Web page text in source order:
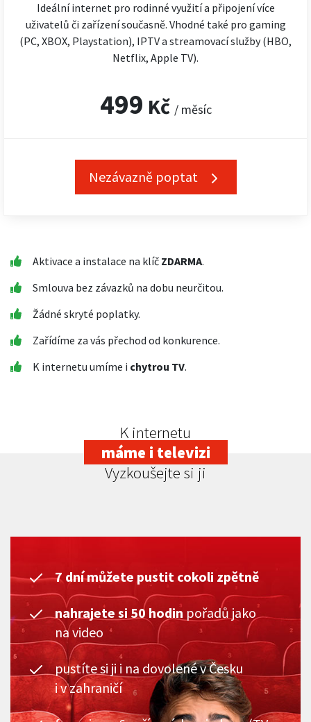
Ideální internet pro rodinné využití a připojení více
uživatelů či zařízení současně. Vhodné také pro gaming
(PC, XBOX, Playstation), IPTV a streamovací služby (HBO,
Netflix, Apple TV).
499 Kč / měsíc
Nezávazně poptat
Aktivace a instalace na klíč ZDARMA.
Smlouva bez závazků na dobu neurčitou.
Žádné skryté poplatky.
Zařídíme za vás přechod od konkurence.
K internetu umíme i chytrou TV.
K internetu
máme i televizi
Vyzkoušejte si ji
7 dní můžete pustit cokoli zpětně
nahrajete si 50 hodin pořadů jako
na video
pustíte si ji i na dovolené v Česku
i v zahraničí